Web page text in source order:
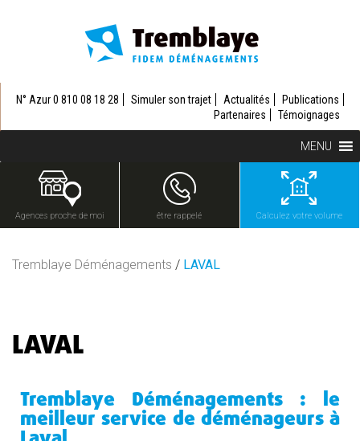
N° Azur 0 810 08 18 28 Simuler son trajet Actualités
Publications
Partenaires
Témoignages
MENU
Agences proche de moi être rappelé Calculez votre volume
Tremblaye Déménagements / LAVAL
LAVAL
Tremblaye Déménagements : le
meilleur service de déménageurs à